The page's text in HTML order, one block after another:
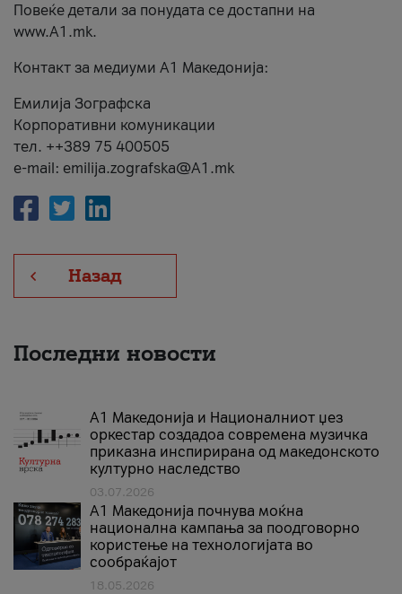
Повеќе детали за понудата се достапни на
www.А1.mk.
Контакт за медиуми А1 Македонија:
Емилија Зографска
Корпоративни комуникации
тел. ++389 75 400505
e-mail: emilija.zografska@A1.mk
Назад
Последни новости
А1 Македонија и Националниот џез
оркестар создадоа современа музичка
приказна инспирирана од македонското
културно наследство
03.07.2026
A1 Македонија почнува моќна
национална кампања за поодговорно
користење на технологијата во
сообраќајот
18.05.2026